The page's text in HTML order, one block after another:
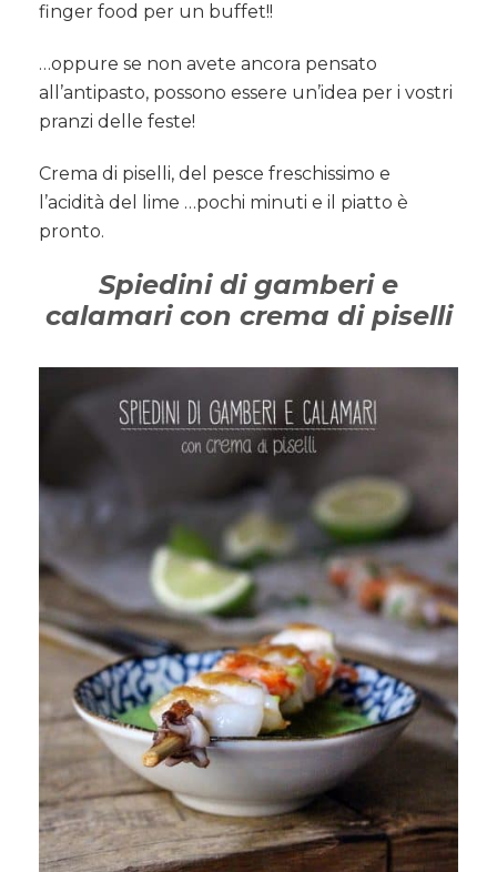
finger food per un buffet!!
…oppure se non avete ancora pensato
all’antipasto, possono essere un’idea per i vostri
pranzi delle feste!
Crema di piselli, del pesce freschissimo e
l’acidità del lime …pochi minuti e il piatto è
pronto.
Spiedini di gamberi e
calamari con crema di piselli